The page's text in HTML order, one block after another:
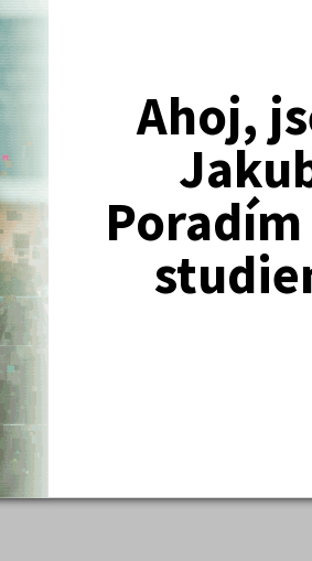
Ahoj,
hry M. L. King v Salesiánském
charakteristiky obyvatelstva
sídel
Rolland: Petr a Lucie